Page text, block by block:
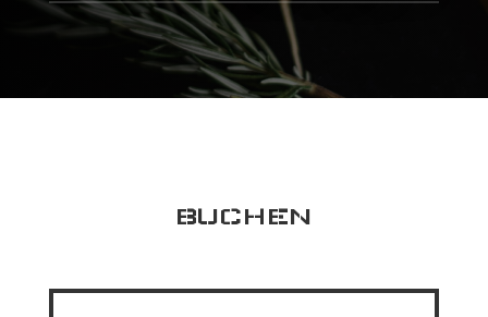
BUCHEN